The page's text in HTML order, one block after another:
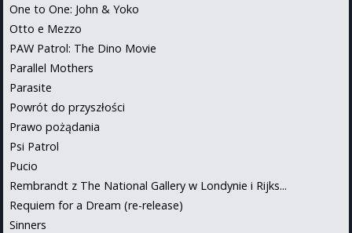
One to One: John & Yoko
Otto e Mezzo
PAW Patrol: The Dino Movie
Parallel Mothers
Parasite
Powrót do przyszłości
Prawo pożądania
Psi Patrol
Pucio
Rembrandt z The National Gallery w Londynie i Rijks...
Requiem for a Dream (re-release)
Sinners